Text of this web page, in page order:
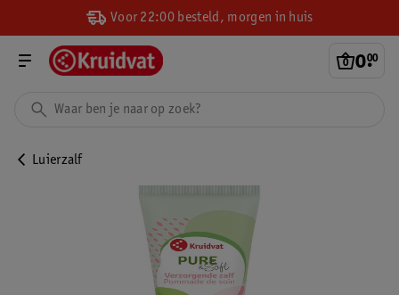
Voor 22:00 besteld, morgen in huis
0.
00
Luierzalf